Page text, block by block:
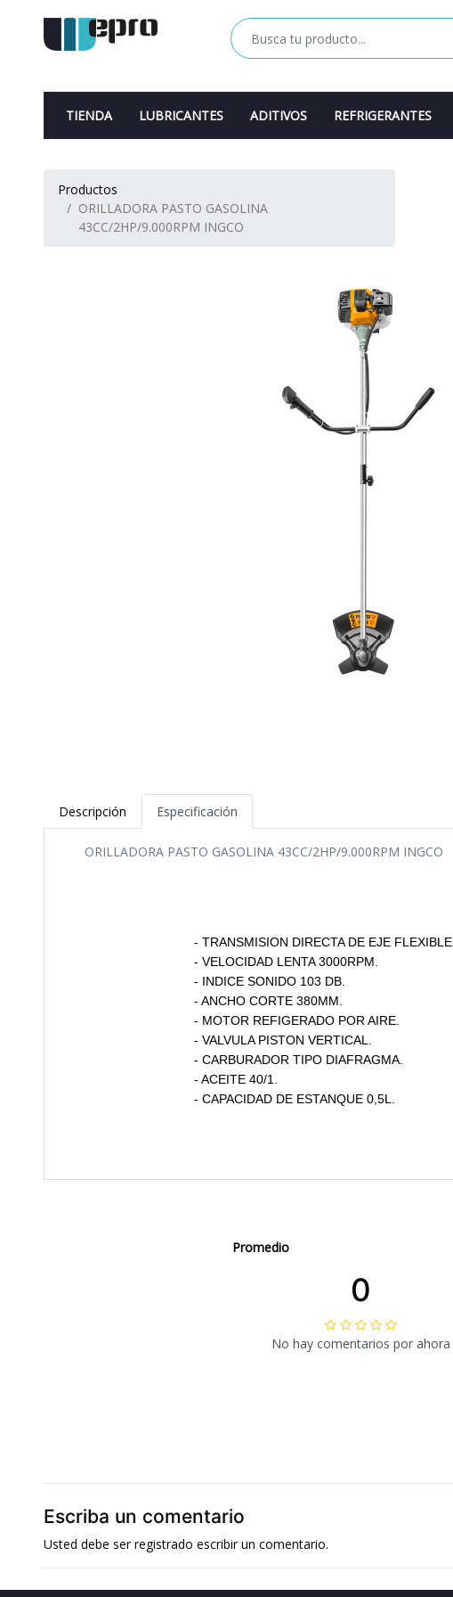
TIENDA LUBRICANTES ADITIVOS REFRIGERANTES
Productos
ORILLADORA PASTO GASOLINA
43CC/2HP/9.000RPM INGCO
Descripción Especificación
ORILLADORA PASTO GASOLINA 43CC/2HP/9.000RPM INGCO
- TRANSMISION DIRECTA DE EJE FLEXIBLE.
- VELOCIDAD LENTA 3000RPM.
- INDICE SONIDO 103 DB.
- ANCHO CORTE 380MM.
- MOTOR REFIGERADO POR AIRE.
- VALVULA PISTON VERTICAL.
- CARBURADOR TIPO DIAFRAGMA.
- ACEITE 40/1.
- CAPACIDAD DE ESTANQUE 0,5L.
Promedio
0
No hay comentarios por ahora
Escriba un comentario
Usted debe serregistrado escribir un comentario.